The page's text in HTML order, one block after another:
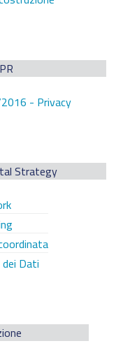
- Privacy
Strategy
Dati